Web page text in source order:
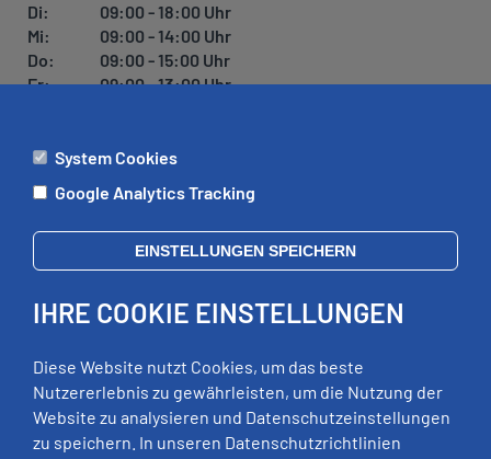
Di:
09:00 - 18:00 Uhr
Mi:
09:00 - 14:00 Uhr
Do:
09:00 - 15:00 Uhr
Fr:
09:00 - 13:00 Uhr
ÄMTER
Di:
09:00 - 12:00 Uhr, 13:00 - 18:00 Uhr
Mi:
geschlossen
Fr:
09:00 - 12:00 Uhr
RECHTLICHES
System Cookies
Google Analytics Tracking
EINSTELLUNGEN SPEICHERN
IHRE COOKIE EINSTELLUNGEN
Diese Website nutzt Cookies, um das beste
Nutzererlebnis zu gewährleisten, um die Nutzung der
Website zu analysieren und Datenschutzeinstellungen
zu speichern. In unseren Datenschutzrichtlinien